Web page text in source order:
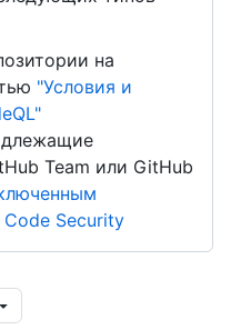
на
"Условия и
Team или GitHub
Security